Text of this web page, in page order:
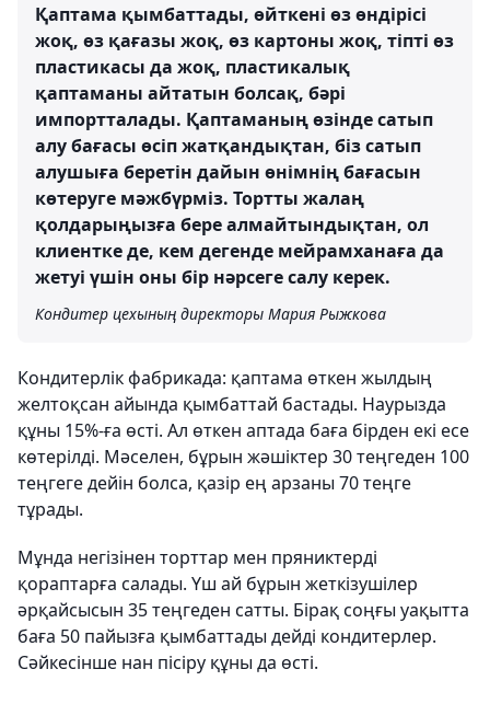
Қаптама қымбаттады, өйткені өз өндірісі
жоқ, өз қағазы жоқ, өз картоны жоқ, тіпті өз
пластикасы да жоқ, пластикалық
қаптаманы айтатын болсақ, бәрі
импортталады. Қаптаманың өзінде сатып
алу бағасы өсіп жатқандықтан, біз сатып
алушыға беретін дайын өнімнің бағасын
көтеруге мәжбүрміз. Тортты жалаң
қолдарыңызға бере алмайтындықтан, ол
клиентке де, кем дегенде мейрамханаға да
жетуі үшін оны бір нәрсеге салу керек.
Кондитер цехының директоры Мария Рыжкова
Кондитерлік фабрикада: қаптама өткен жылдың
желтоқсан айында қымбаттай бастады. Наурызда
құны 15%-ға өсті. Ал өткен аптада баға бірден екі есе
көтерілді. Мәселен, бұрын жәшіктер 30 теңгеден 100
теңгеге дейін болса, қазір ең арзаны 70 теңге
тұрады.
Мұнда негізінен торттар мен пряниктерді
қораптарға салады. Үш ай бұрын жеткізушілер
әрқайсысын 35 теңгеден сатты. Бірақ соңғы уақытта
баға 50 пайызға қымбаттады дейді кондитерлер.
Сәйкесінше нан пісіру құны да өсті.